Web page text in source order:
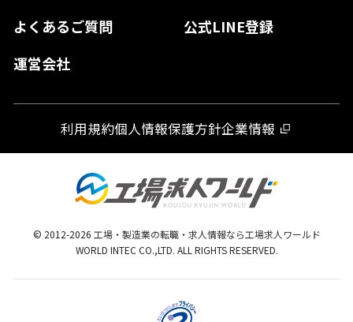
よくあるご質問
公式LINE登録
運営会社
熊本県
宮崎県
鹿児島県
利用規約個人情報保護方針企業情報
© 2012-2026 工場・製造業の転職・求人情報なら工場求人ワールド
WORLD INTEC CO.,LTD. ALL RIGHTS RESERVED.